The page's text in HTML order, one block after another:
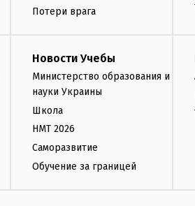
Потери врага
Новости Учебы
Министерство образования и
науки Украины
Школа
НМТ 2026
Саморазвитие
Обучение за границей